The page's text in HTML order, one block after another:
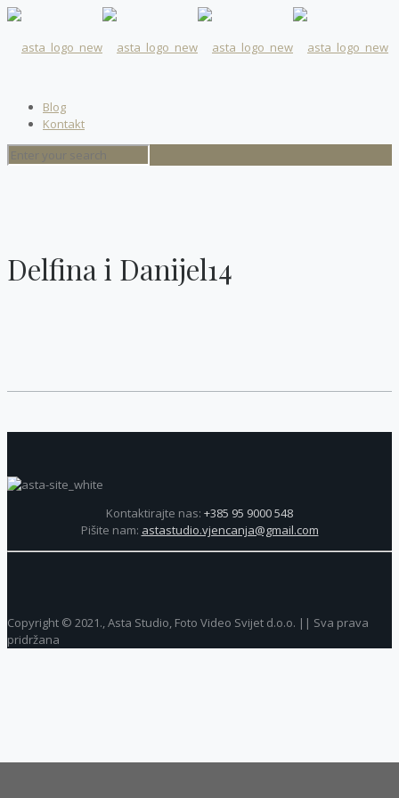
Blog
Kontakt
Delfina i Danijel14
Kontaktirajte nas: +385 95 9000 548
Pišite nam: astastudio.vjencanja@gmail.com
Copyright © 2021., Asta Studio, Foto Video Svijet d.o.o. || Sva prava
pridržana